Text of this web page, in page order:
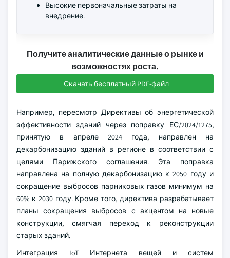
Высокие первоначальные затраты на
внедрение.
Получите аналитические данные о рынке и
возможностях роста.
Скачать бесплатный PDF-файл
Например, пересмотр Директивы об энергетической
эффективности зданий через поправку ЕС/2024/1275,
принятую в апреле 2024 года, направлен на
декарбонизацию зданий в регионе в соответствии с
целями Парижского соглашения. Эта поправка
направлена на полную декарбонизацию к 2050 году и
сокращение выбросов парниковых газов минимум на
60% к 2030 году. Кроме того, директива разрабатывает
планы сокращения выбросов с акцентом на новые
конструкции, смягчая переход к реконструкции
старых зданий.
Интеграция IoT Интернета вещей и систем